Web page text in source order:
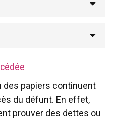
des papiers continuent
du défunt. En effet,
prouver des dettes ou